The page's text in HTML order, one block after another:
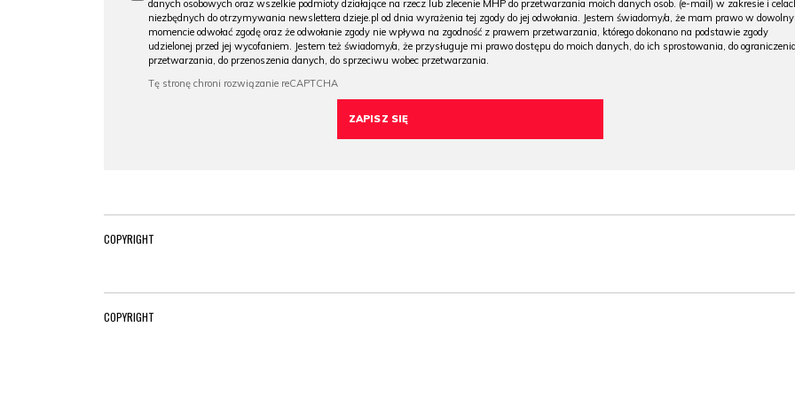
danych osobowych oraz wszelkie podmioty działające na rzecz lub zlecenie MHP do przetwarzania moich danych osob. (e-mail) w zakresie i
niezbędnych do otrzymywania newslettera dzieje.pl od dnia wyrażenia tej zgody do jej odwołania. Jestem świadomy/a, że mam prawo w
momencie odwołać zgodę oraz że odwołanie zgody nie wpływa na zgodność z prawem przetwarzania, którego dokonano na podstawie zgody
udzielonej przed jej wycofaniem. Jestem też świadomy/a, że przysługuje mi prawo dostępu do moich danych, do ich sprostowania, do ograniczenia
przetwarzania, do przenoszenia danych, do sprzeciwu wobec przetwarzania.
COPYRIGHT
COPYRIGHT